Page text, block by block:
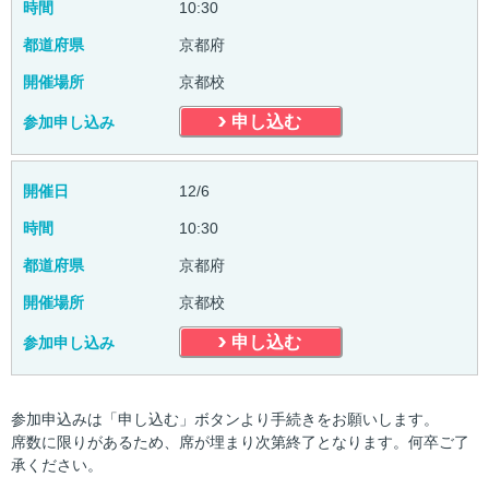
時間 10:30
都道府県 京都府
開催場所 京都校
参加申し込み 申し込む
開催日 12/6
時間 10:30
都道府県 京都府
開催場所 京都校
参加申し込み 申し込む
参加申込みは「申し込む」ボタンより手続きをお願いします。
席数に限りがあるため、席が埋まり次第終了となります。何卒ご了
承ください。